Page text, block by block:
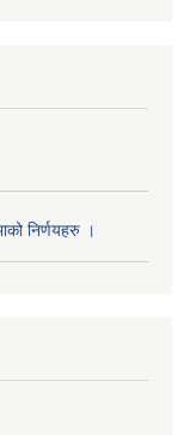
निर्णयहरु ।